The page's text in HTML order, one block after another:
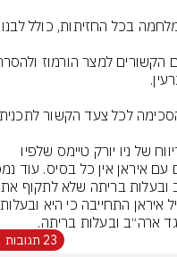
כי טיוטת ההסכם
איראן או
ארה״ב ובעלות בריתה.
23 תגובות